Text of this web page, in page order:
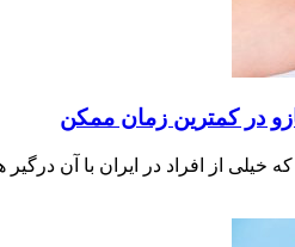
در کمترین زمان ممکن
از افراد در ایران با آن